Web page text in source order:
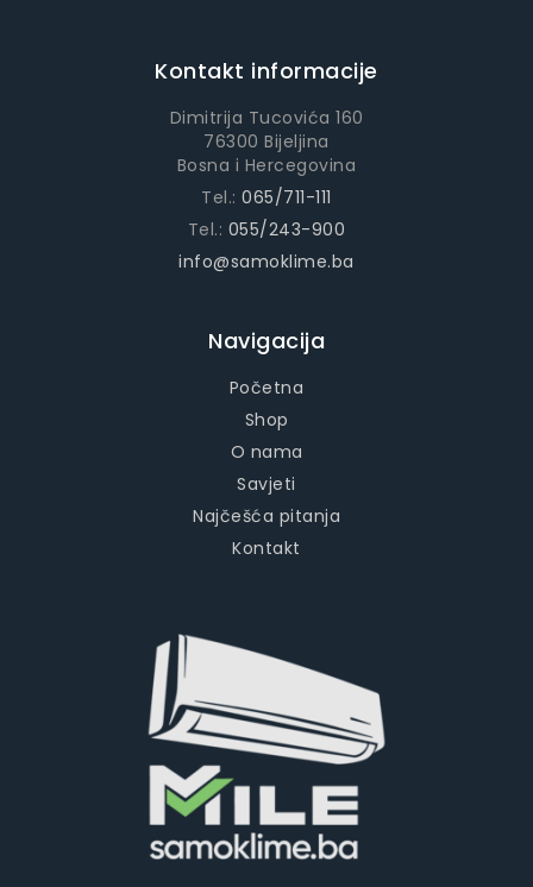
Kontakt informacije
Dimitrija Tucovića 160
76300 Bijeljina
Bosna i Hercegovina
Tel.:065/711-111
Tel.: 055/243-900
info@samoklime.ba
Navigacija
Početna
Shop
O nama
Savjeti
Najčešća pitanja
Kontakt